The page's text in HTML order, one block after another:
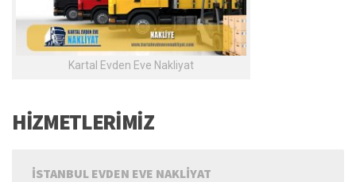
Kartal Evden Eve Nakliyat
HİZMETLERİMİZ
İSTANBUL EVDEN EVE NAKLIYAT